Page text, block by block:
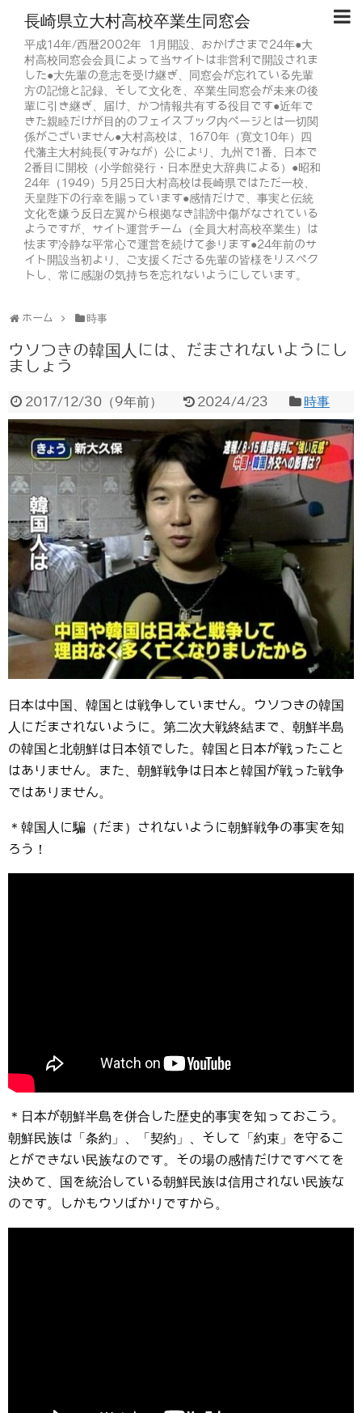
長崎県立大村高校卒業生同窓会
平成14年/西暦2002年 1月開設、おかげさまで24年●大
村高校同窓会会員によって当サイトは非営利で開設されま
した●大先輩の意志を受け継ぎ、同窓会が忘れている先輩
方の記憶と記録、そして文化を、卒業生同窓会が未来の後
輩に引き継ぎ、届け、かつ情報共有する役目です●近年で
きた親睦だけが目的のフェイスブック内ページとは一切関
係がございません●大村高校は、1670年（寛文10年）四
代藩主大村純長(すみなが）公により、九州で1番、日本で
2番目に開校（小学館発行・日本歴史大辞典による）●昭和
24年（1949）5月25日大村高校は長崎県ではただ一校、
天皇陛下の行幸を賜っています●感情だけで、事実と伝統
文化を嫌う反日左翼から根拠なき誹謗中傷がなされている
ようですが、サイト運営チーム（全員大村高校卒業生）は
怯まず冷静な平常心で運営を続けて参ります●24年前のサ
イト開設当初より、ご支援くださる先輩の皆様をリスペク
トし、常に感謝の気持ちを忘れないようにしています。
ホーム 時事
ウソつきの韓国人には、だまされないようにし
ましょう
2017/12/30（9年前） 2024/4/23 時事
日本は中国、韓国とは戦争していません。ウソつきの韓国
人にだまされないように。第二次大戦終結まで、朝鮮半島
の韓国と北朝鮮は日本領でした。韓国と日本が戦ったこと
はありません。また、朝鮮戦争は日本と韓国が戦った戦争
ではありません。
＊韓国人に騙（だま）されないように朝鮮戦争の事実を知
ろう！
＊日本が朝鮮半島を併合した歴史的事実を知っておこう。
朝鮮民族は「条約」、「契約」、そして「約束」を守るこ
とができない民族なのです。その場の感情だけですべてを
決めて、国を統治している朝鮮民族は信用されない民族な
のです。しかもウソばかりですから。